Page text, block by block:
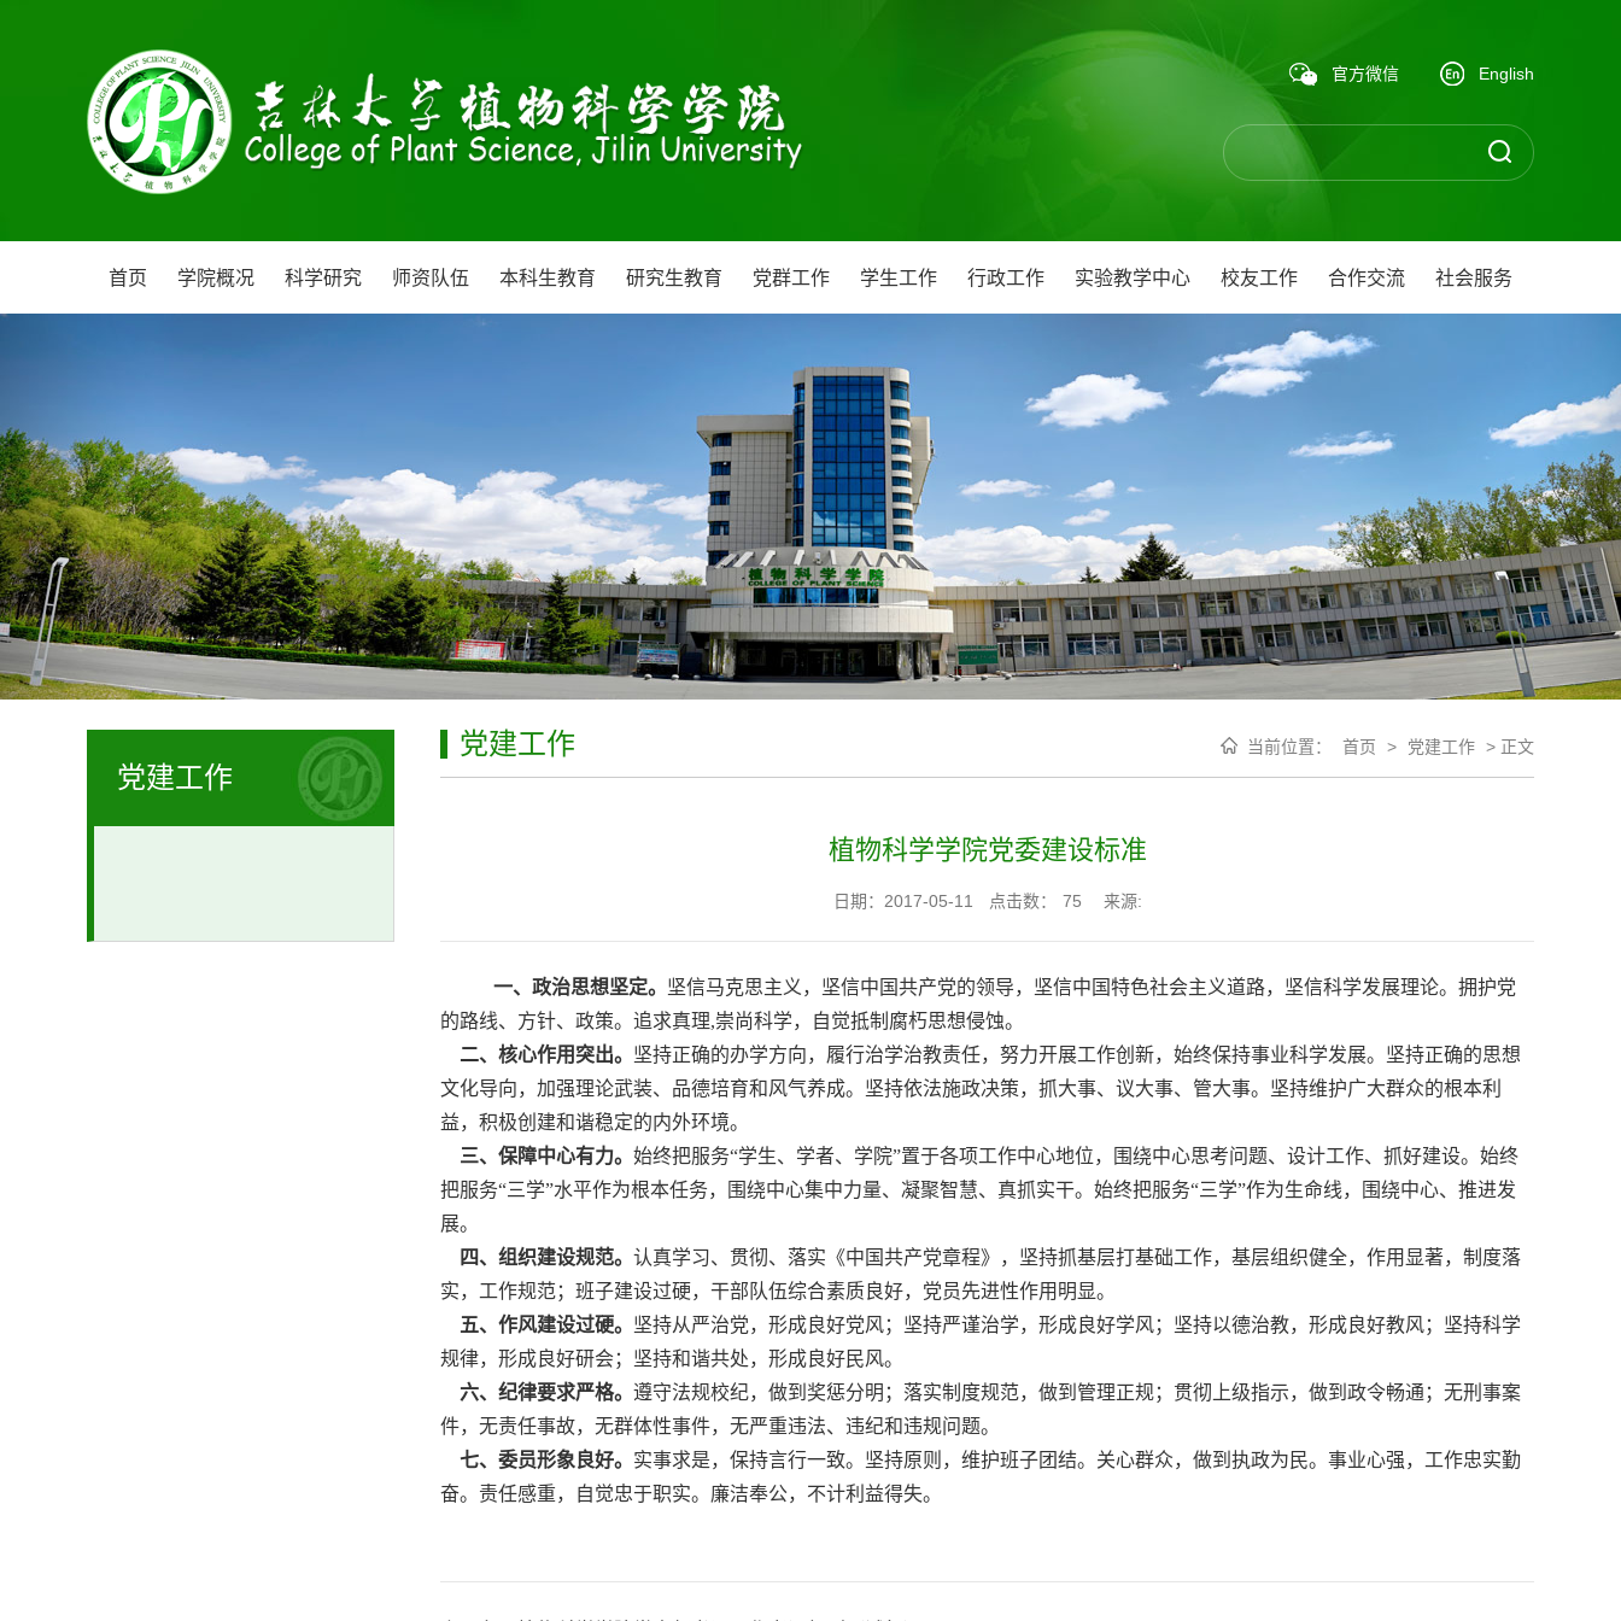
官方微信 English
首页 学院概况 科学研究 师资队伍 本科生教育 研究生教育 党群工作 学生工作 行政工作 实验教学中心 校友工作 合作交流 社会服务
党建工作
党建工作 当前位置： 首页 > 党建工作 > 正文
植物科学学院党委建设标准
日期：2017-05-11 点击数： 75 来源:
一、政治思想坚定。 坚信马克思主义，坚信中国共产党的领导，坚信中国特色社会主义道路，坚信科学发展理论。拥护党
的路线、方针、政策。追求真理,崇尚科学，自觉抵制腐朽思想侵蚀。
二、核心作用突出。 坚持正确的办学方向，履行治学治教责任，努力开展工作创新，始终保持事业科学发展。坚持正确的思想
文化导向，加强理论武装、品德培育和风气养成。坚持依法施政决策，抓大事、议大事、管大事。坚持维护广大群众的根本利
益，积极创建和谐稳定的内外环境。
三、保障中心有力。 始终把服务“学生、学者、学院”置于各项工作中心地位，围绕中心思考问题、设计工作、抓好建设。始终
把服务“三学”水平作为根本任务，围绕中心集中力量、凝聚智慧、真抓实干。始终把服务“三学”作为生命线，围绕中心、推进发
展。
四、组织建设规范。 认真学习、贯彻、落实《中国共产党章程》，坚持抓基层打基础工作，基层组织健全，作用显著，制度落
实，工作规范；班子建设过硬，干部队伍综合素质良好，党员先进性作用明显。
五、作风建设过硬。 坚持从严治党，形成良好党风；坚持严谨治学，形成良好学风；坚持以德治教，形成良好教风；坚持科学
规律，形成良好研会；坚持和谐共处，形成良好民风。
六、纪律要求严格。 遵守法规校纪，做到奖惩分明；落实制度规范，做到管理正规；贯彻上级指示，做到政令畅通；无刑事案
件，无责任事故，无群体性事件，无严重违法、违纪和违规问题。
七、委员形象良好。 实事求是，保持言行一致。坚持原则，维护班子团结。关心群众，做到执政为民。事业心强，工作忠实勤
奋。责任感重，自觉忠于职实。廉洁奉公，不计利益得失。